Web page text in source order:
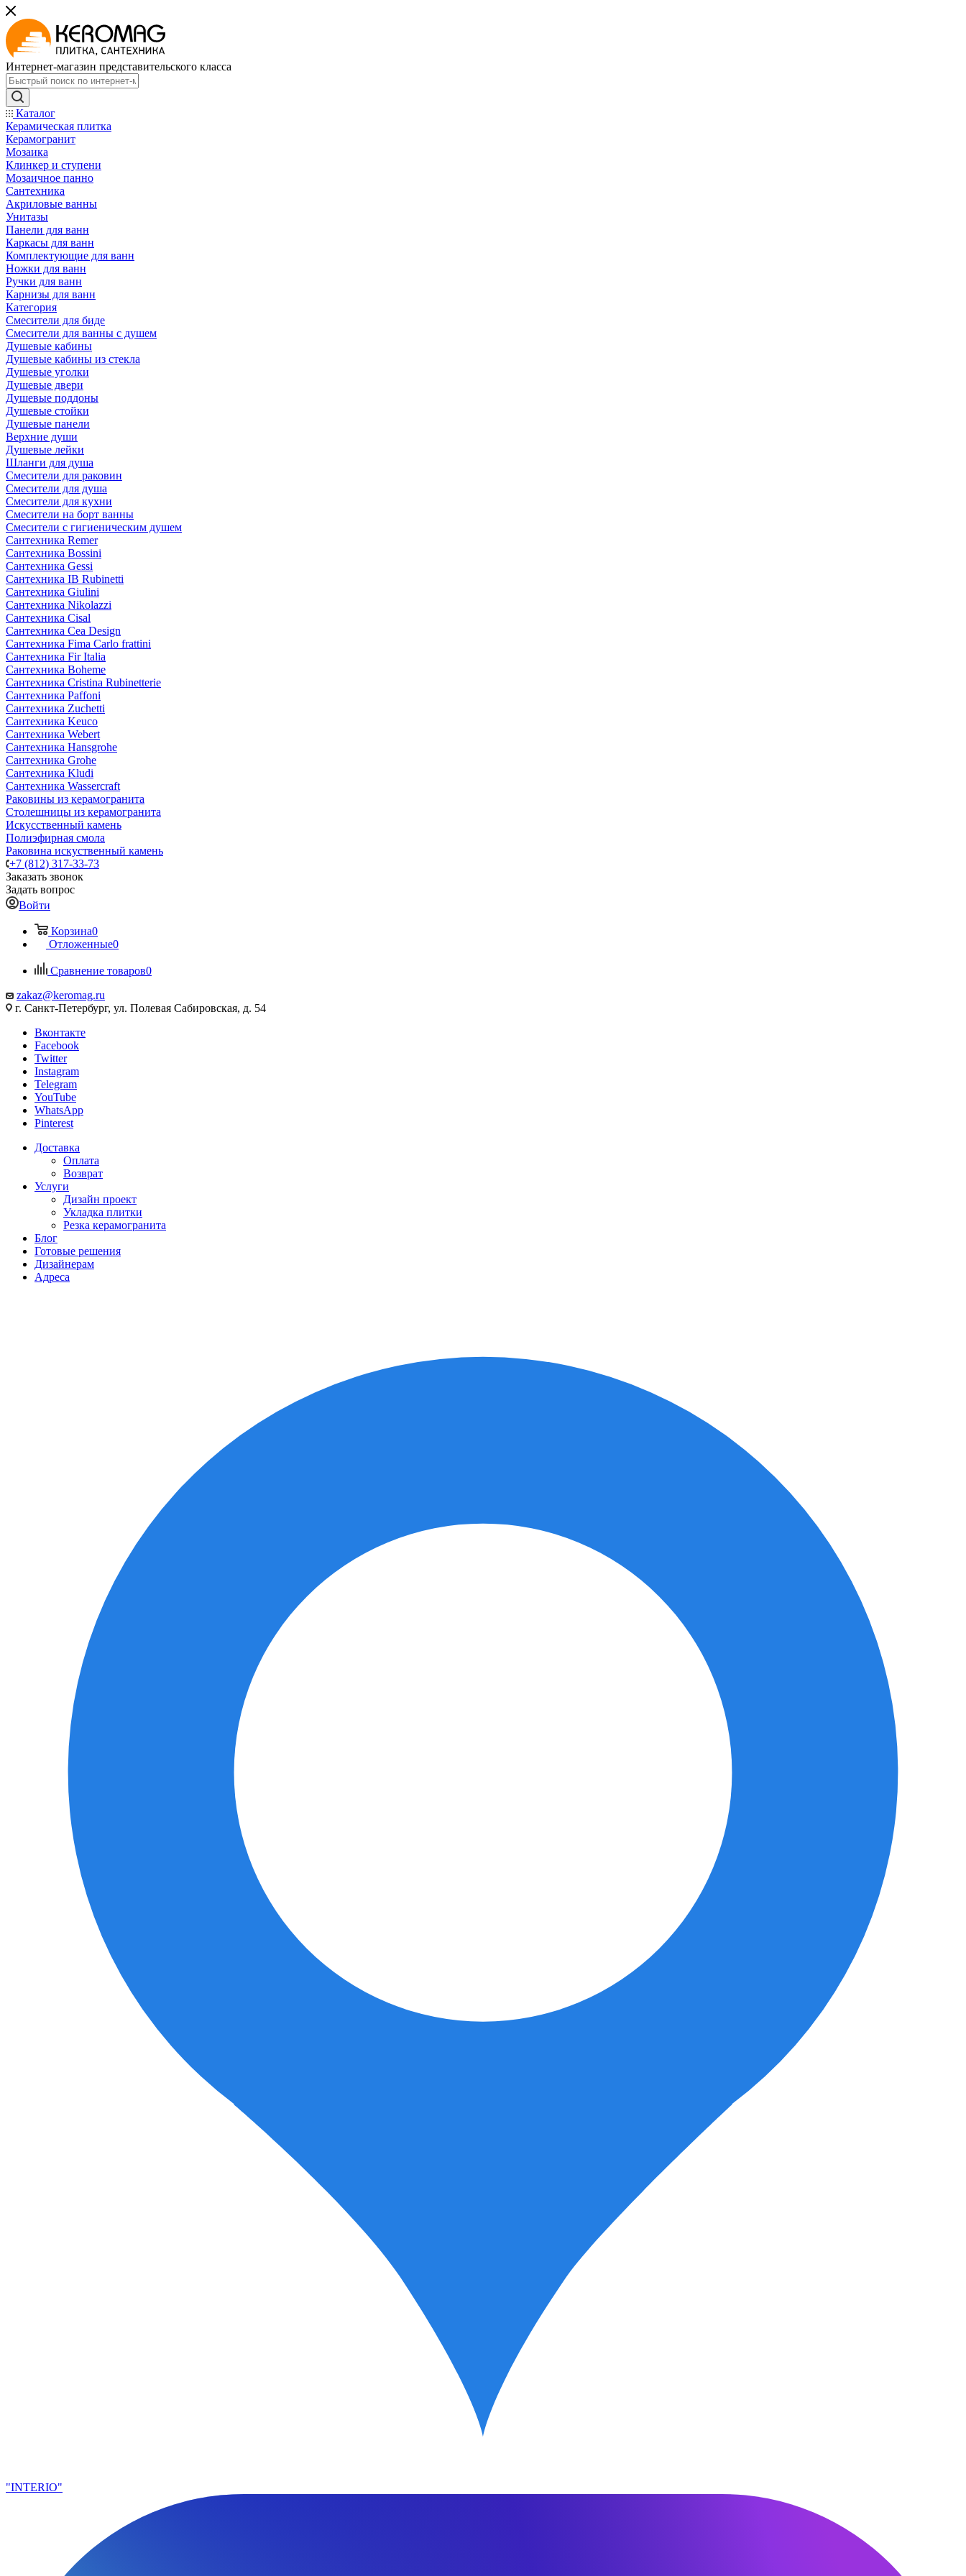
Интернет-магазин представительского класса
Каталог
Керамическая плитка
Керамогранит
Мозаика
Клинкер и ступени
Мозаичное панно
Сантехника
Акриловые ванны
Унитазы
Панели для ванн
Каркасы для ванн
Комплектующие для ванн
Ножки для ванн
Ручки для ванн
Карнизы для ванн
Категория
Смесители для биде
Смесители для ванны с душем
Душевые кабины
Душевые кабины из стекла
Душевые уголки
Душевые двери
Душевые поддоны
Душевые стойки
Душевые панели
Верхние души
Душевые лейки
Шланги для душа
Смесители для раковин
Смесители для душа
Смесители для кухни
Смесители на борт ванны
Смесители с гигиеническим душем
Сантехника Remer
Сантехника Bossini
Сантехника Gessi
Сантехника IB Rubinetti
Сантехника Giulini
Сантехника Nikolazzi
Сантехника Cisal
Сантехника Cea Design
Сантехника Fima Carlo frattini
Сантехника Fir Italia
Сантехника Boheme
Сантехника Cristina Rubinetterie
Сантехника Paffoni
Сантехника Zuchetti
Сантехника Keuco
Сантехника Webert
Сантехника Hansgrohe
Сантехника Grohe
Сантехника Kludi
Сантехника Wassercraft
Раковины из керамогранита
Столешницы из керамогранита
Искусственный камень
Полиэфирная смола
Раковина искуственный камень
+7 (812) 317-33-73
Заказать звонок
Задать вопрос
Войти
Корзина0
Отложенные0
Сравнение товаров0
zakaz@keromag.ru
г. Санкт-Петербург, ул. Полевая Сабировская, д. 54
Вконтакте
Facebook
Twitter
Instagram
Telegram
YouTube
WhatsApp
Pinterest
Доставка
Оплата
Возврат
Услуги
Дизайн проект
Укладка плитки
Резка керамогранита
Блог
Готовые решения
Дизайнерам
Адреса
"INTERIO"